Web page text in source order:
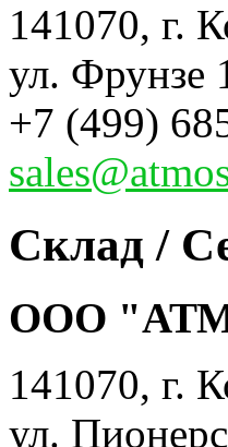
141070, г.
ул. Фрунзе
+7 (499)
Склад /
ООО
141070, г.
ул.